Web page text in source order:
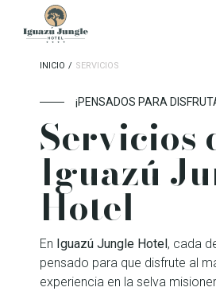
Iguazú Jungle Lodge
INICIO / SERVICIOS
¡PENSADOS PARA
Servicios
Iguazú
Hotel
En Iguazú Jungle Hotel , cada
pensado para que disfrute al
experiencia en la selva